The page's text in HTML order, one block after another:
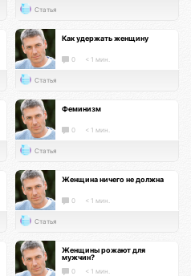
Статья
Как удержать женщину
0 < 1 мин.
Статья
Феминизм
0 < 1 мин.
Статья
Женщина ничего не должна
0 < 1 мин.
Статья
Женщины рожают для
мужчин?
0 < 1 мин.